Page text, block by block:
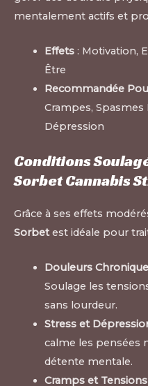
mentalement actifs et
Effets: Motivation,
Être
Recommandée
Crampes, Spasmes
Dépression
Conditions
Sorbet Cannabis
Grâce à ses effets
Sorbetest idéale pour
Douleurs
Soulage les
sans lourdeur.
Stress et
calme les pensées
détente mentale.
Cramps et Tensions